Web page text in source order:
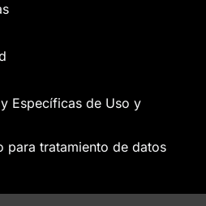
Específicas de Uso y
para tratamiento de datos